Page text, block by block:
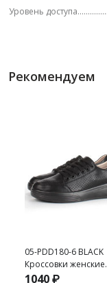
Уровень доступа
Рекомендуем
05-PDD180-6 BLACK
Кроссовки женские
(натуральная кожа)
1040₽